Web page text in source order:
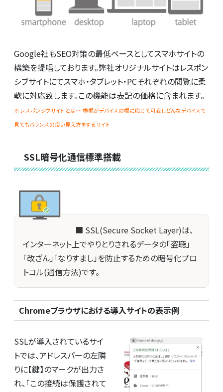
Google社もSEO対策の最低ベースとしてスマホサイトの
構築を提唱しております。弊社オリジナルサイトはレスポン
シブサイトにてスマホ・タブレット・PCそれぞれの閲覧に柔
軟に対応致します。この機能は表記の価格に含まれます。
※ レスポンシブサイトとは・・ 横幅がデバイスの幅に応じて可変しどんなデバイスで
見てもバランスの良い見え方をするサイト
SSL暗号化通信標準搭載
■ SSL(Secure Socket Layer)は、
インターネット上でやりとりされるデータの「盗聴」
「改ざん」「なりすまし」を防止するための暗号化プロ
トコル(通信方法)です。
Chromeブラウザにおける導入サイトの表示例
SSLが導入されているサイ
トでは、アドレスバーの左隣
りに【鍵】のマークが出力さ
れ、「この接続は保護されて